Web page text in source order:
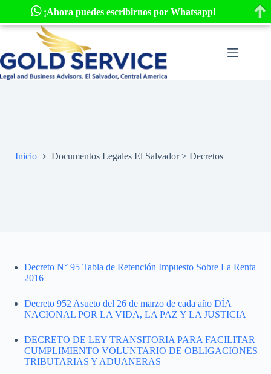
Saltar
contenido
Inicio Documentos Legales El Salvador > Decretos
Decreto N° 95 Tabla de Retención Impuesto Sobre La Renta
2016
Decreto 952 Asueto del 26 de marzo de cada año DÍA
NACIONAL POR LA VIDA, LA PAZ Y LA JUSTICIA
DECRETO DE LEY TRANSITORIA PARA FACILITAR
CUMPLIMIENTO VOLUNTARIO DE OBLIGACIONES
TRIBUTARIAS Y ADUANERAS
¡Ahora puedes escribirnos por Whatsapp!